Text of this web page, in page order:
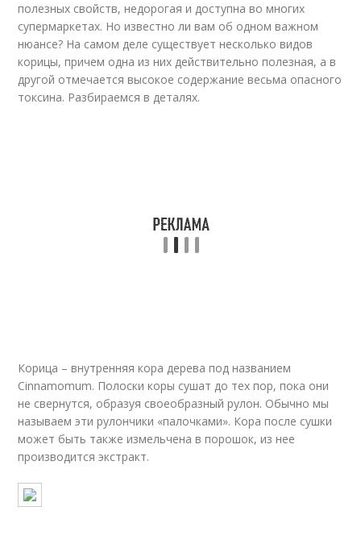
полезных свойств, недорогая и доступна во многих
супермаркетах. Но известно ли вам об одном важном
нюансе? На самом деле существует несколько видов
корицы, причем одна из них действительно полезная, а в
другой отмечается высокое содержание весьма опасного
токсина. Разбираемся в деталях.
Корица – внутренняя кора дерева под названием
Cinnamomum. Полоски коры сушат до тех пор, пока они
не свернутся, образуя своеобразный рулон. Обычно мы
называем эти рулончики «палочками». Кора после сушки
может быть также измельчена в порошок, из нее
производится экстракт.